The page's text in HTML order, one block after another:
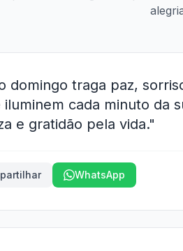
domingo traga paz,
cada minuto da
e gratidão pela vida."
WhatsApp